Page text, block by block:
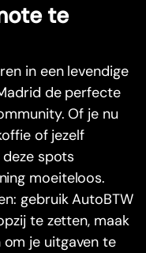
te
in een levendige
de perfecte
Of je nu
of jezelf
spots
moeiteloos.
gebruik AutoBTW
te zetten, maak
je uitgaven te